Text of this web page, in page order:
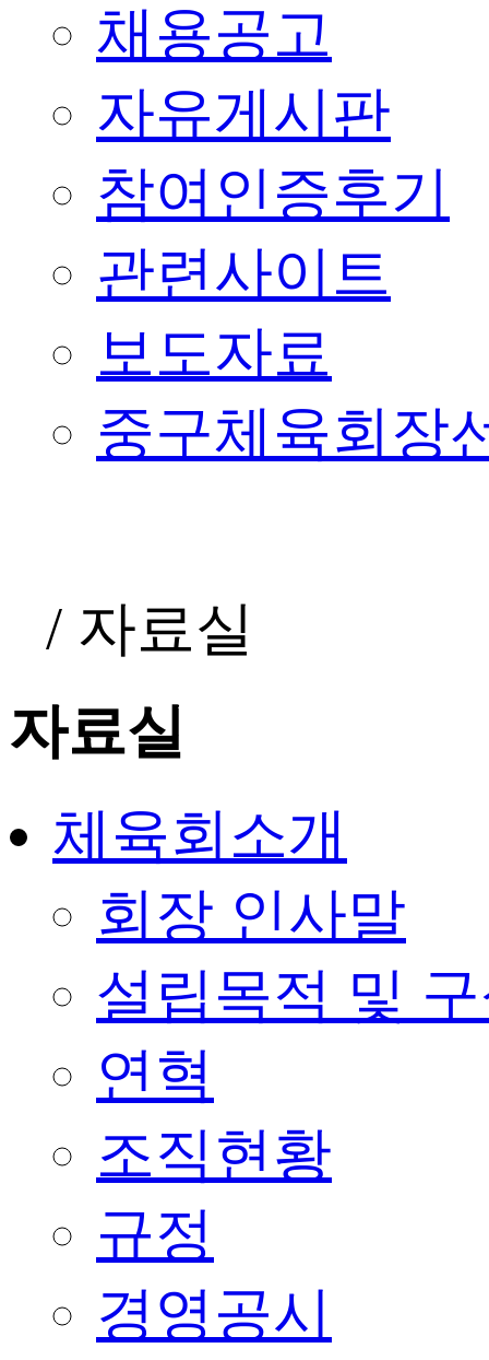
채용공고
자유게시판
참여인증후기
관련사이트
보도자료
중구체육회장
/ 자료실
자료실
체육회소개
회장 인사말
설립목적 및
연혁
조직현황
규정
경영공시